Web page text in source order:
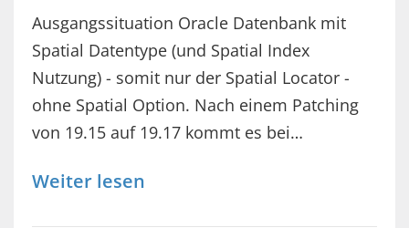
Ausgangssituation Oracle Datenbank mit
Spatial Datentype (und Spatial Index
Nutzung) - somit nur der Spatial Locator -
ohne Spatial Option. Nach einem Patching
von 19.15 auf 19.17 kommt es bei…
Weiter lesen